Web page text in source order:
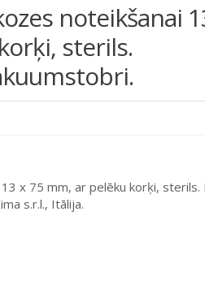
noteikšanai
sterils.
x 75 mm, ar pelēku korķi, sterils.
s.r.l., Itālija.